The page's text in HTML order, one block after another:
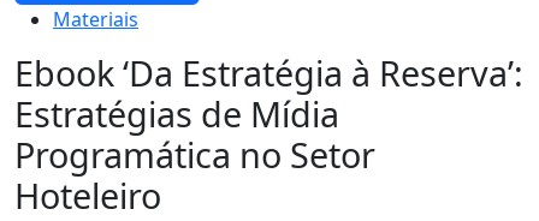
Materiais
Ebook ‘Da Estratégia à Reserva’:
Estratégias de Mídia
Programática no Setor
Hoteleiro